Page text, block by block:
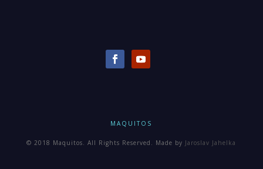
MAQUITOS
© 2018 Maquitos. All Rights Reserved. Made by Jaroslav Jahelka